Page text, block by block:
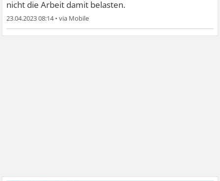
nicht die Arbeit damit belasten.
23.04.2023 08:14•